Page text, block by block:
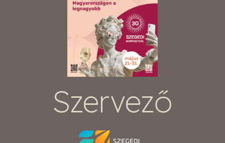
Szervező